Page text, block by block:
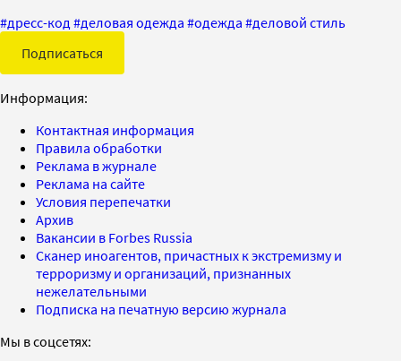
#дресс-код #деловая одежда #одежда #деловой стиль
Подписаться
Информация:
Контактная информация
Правила обработки
Реклама в журнале
Реклама на сайте
Условия перепечатки
Архив
Вакансии в Forbes Russia
Сканер иноагентов, причастных к экстремизму и
терроризму и организаций, признанных
нежелательными
Подписка на печатную версию журнала
Мы в соцсетях: